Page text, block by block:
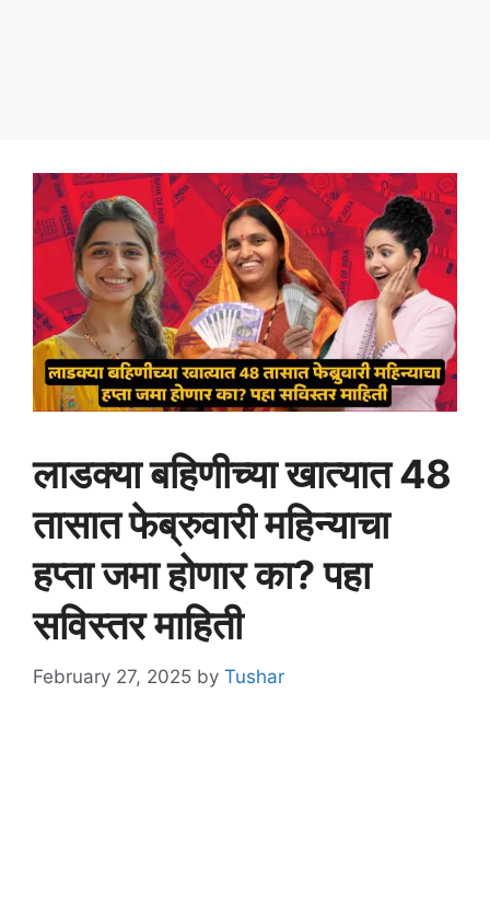
लाडक्या बहिणीच्या खात्यात 48
तासात फेब्रुवारी महिन्याचा
हप्ता जमा होणार का? पहा
सविस्तर माहिती
February 27, 2025 by Tushar